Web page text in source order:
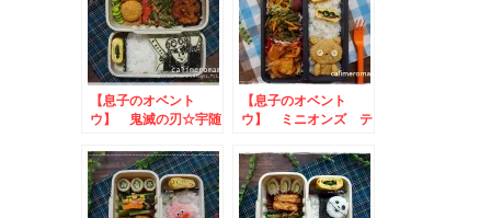
【息子のオベント
ウ】 鬼滅の刃☆宇随
【息子のオベント
ウ】 ミニオンズ テ